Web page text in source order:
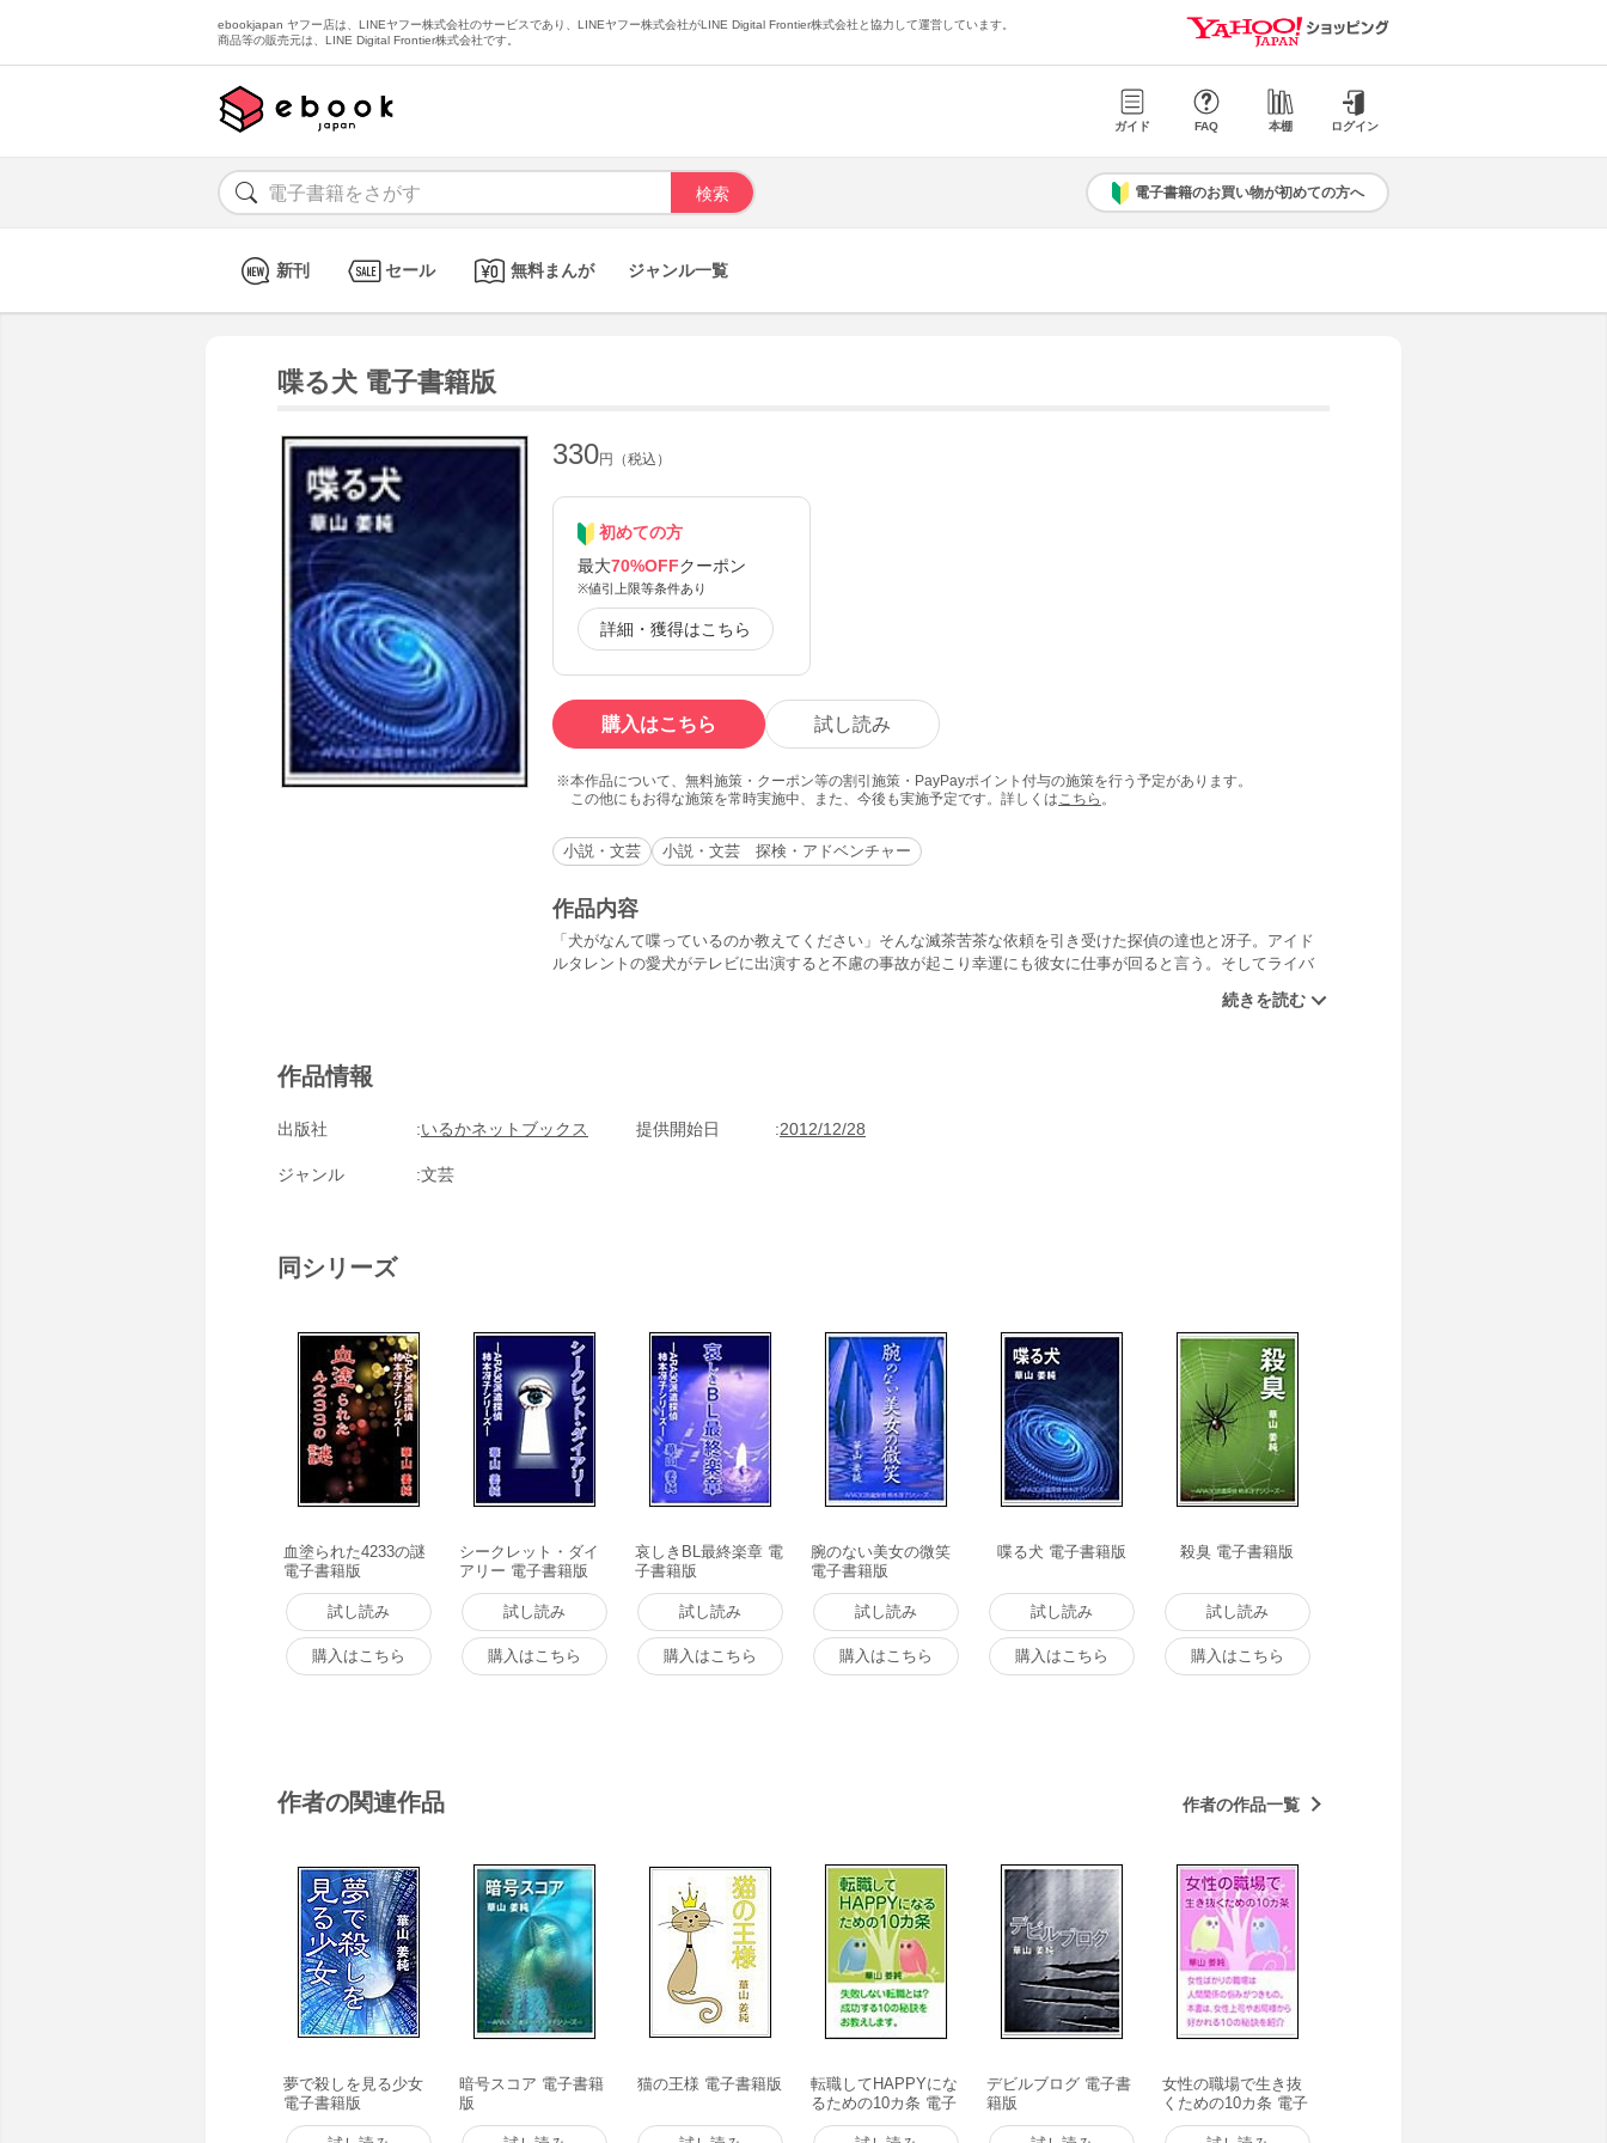
ebookjapan ヤフー店は、LINEヤフー株式会社のサービスであり、LINEヤフー株式会社がLINE Digital Frontier株式会社と協力して運営しています。
商品等の販売元は、LINE Digital Frontier株式会社です。
ガイド FAQ 本棚 ログイン
電子書籍のお買い物が初めての方へ
新刊 セール 無料まんが ジャンル一覧
喋る犬 電子書籍版
330円（税込）
初めての方
最大70%OFFクーポン
※値引上限等条件あり
詳細・獲得はこちら
購入はこちら 試し読み
本作品について、無料施策・クーポン等の割引施策・PayPayポイント付与の施策を行う予定があります。
この他にもお得な施策を常時実施中、また、今後も実施予定です。詳しくは こちら 。
小説・文芸 小説・文芸 探検・アドベンチャー
作品内容
「犬がなんて喋っているのか教えてください」そんな滅茶苦茶な依頼を引き受けた探偵の達也と冴子。アイド
ルタレントの愛犬がテレビに出演すると不慮の事故が起こり幸運にも彼女に仕事が回ると言う。そしてライバ
とができ、不幸をまき散らしているのだろうか？ARA30派遣探偵柿本冴子シリーズ６作目！【主要登場人物】
作品情報
出版社 いるかネットブックス 提供開始日 2012/12/28
ジャンル 文芸
同シリーズ
血塗られた4233の謎
電子書籍版
試し読み
購入はこちら
シークレット・ダイ
アリー 電子書籍版
試し読み
購入はこちら
哀しきBL最終楽章 電
子書籍版
試し読み
購入はこちら
腕のない美女の微笑
電子書籍版
試し読み
購入はこちら
喋る犬 電子書籍版
試し読み
購入はこちら
殺臭 電子書籍版
試し読み
購入はこちら
作者の関連作品 作者の作品一覧
夢で殺しを見る少女
電子書籍版
暗号スコア 電子書籍
版
猫の王様 電子書籍版
転職してHAPPYにな
るための10カ条 電子
書籍版
デビルブログ 電子書
籍版
女性の職場で生き抜
くための10カ条 電子
書籍版